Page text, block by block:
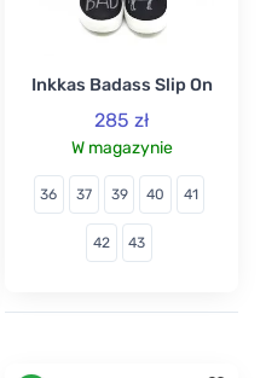
Inkkas Badass Slip On
285 zł
W magazynie
36 37 39 40 41
42 43